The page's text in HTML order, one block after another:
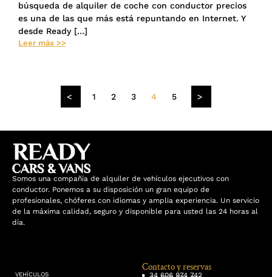
búsqueda de alquiler de coche con conductor precios
es una de las que más está repuntando en Internet. Y
desde Ready […]
Leer más >>
< 1 2 3 4 5 >
Somos una compañía de alquiler de vehículos ejecutivos con
conductor. Ponemos a su disposición un gran equipo de
profesionales, chóferes con idiomas y amplia experiencia. Un servicio
de la máxima calidad, seguro y disponible para usted las 24 horas al
día.
VEHÍCULOS
Contacto y reservas
34 606 974 742